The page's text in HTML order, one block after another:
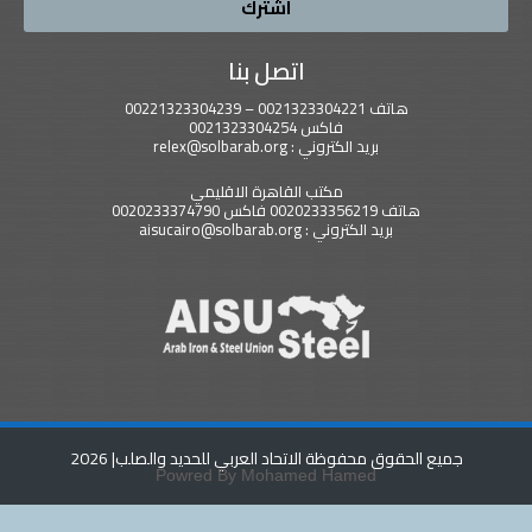
اشترك
اتصل بنا
هاتف 0021323304221 – 00221323304239
فاكس 0021323304254
بريد الكتروني : relex@solbarab.org
مكتب القاهرة الاقليمي
هاتف 0020233356219 فاكس 0020233374790
بريد الكتروني : aisucairo@solbarab.org
جميع الحقوق محفوظة الاتحاد العربي للحديد والصلب| 2026
Powred By Mohamed Hamed